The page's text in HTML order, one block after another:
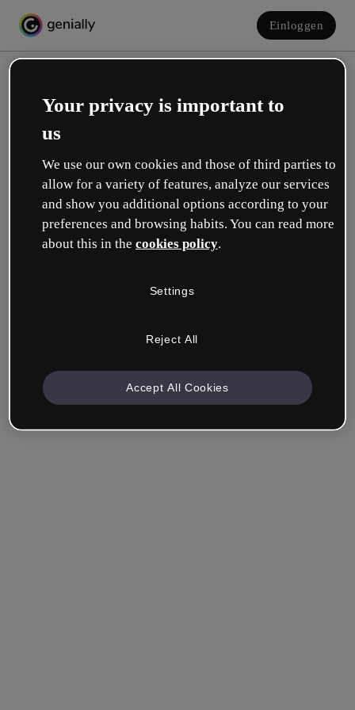
Einloggen
Erstelle dein kostenloses Konto!
Was beschreibt deine Rolle am besten?
Unternehmen & Professionals
einem anderen Bereich.
Your privacy is important to
us
We use our own cookies and those of third parties to
allow for a variety of features, analyze our services
and show you additional options according to your
preferences and browsing habits. You can read more
about this in the cookies policy.
Settings
Reject All
Accept All Cookies